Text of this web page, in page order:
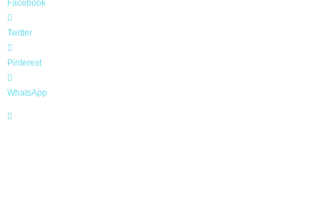
Facebook
Twitter
Pinterest
WhatsApp